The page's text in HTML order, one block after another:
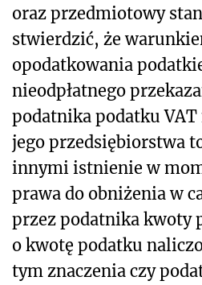
oraz przedmiotowy
stwierdzić, że
opodatkowania
nieodpłatnego
podatnika podatku VAT
jego przedsiębiorstwa
innymi istnienie w
prawa do obniżenia w
przez podatnika kwoty
o kwotę podatku
tym znaczenia czy